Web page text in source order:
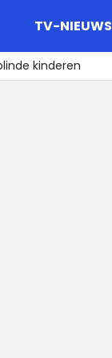
TV-NIEUWS
kinderen